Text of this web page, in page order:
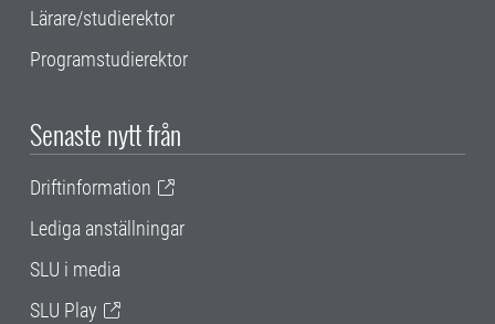
Lärare/studierektor
Programstudierektor
Senaste nytt från
Driftinformation
Lediga anställningar
SLU i media
SLU Play